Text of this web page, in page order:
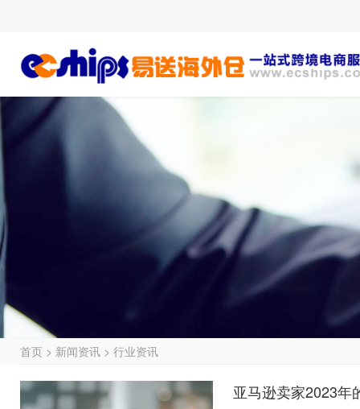
首页 > 新闻资讯 > 行业资讯
亚马逊卖家2023年